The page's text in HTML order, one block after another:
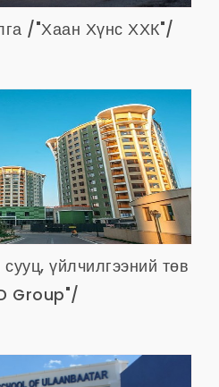
/"Хаан Хүнс ХХК"/
үйлчилгээний төв
Group"/